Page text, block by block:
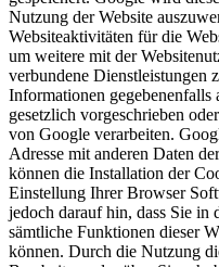
Nutzung der Website
Websiteaktivitäten für die
um weitere mit der
verbundene Dienstleistungen
Informationen gegebenenfalls
gesetzlich vorgeschrieben
von Google verarbeiten.
Adresse mit anderen Daten
können die Installation der
Einstellung Ihrer Browser
jedoch darauf hin, dass Sie in
sämtliche Funktionen dieser
können. Durch die Nutzung